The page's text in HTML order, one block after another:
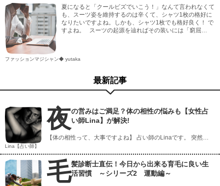
夏になると「クールビズでいこう！」なんて言われなくて
も、スーツ姿を維持するのは辛くて、シャツ1枚の格好に
なりたいですよね。しかも、シャツ1枚でも格好良く！ で
すよね。 スーツの起源を辿ればその装いには「窮屈…
ファッションマジシャン◆ yutaka
最新記事
夜の営みはご満足？体の相性の悩みも【女性占
い師Lina】が解決!
【体の相性って、大事ですよね】 占い師のLinaです。 突然…
Lina【占い師】
毛髪診断士直伝！今日から出来る育毛に良い生
活習慣 ～シリーズ2 運動編～